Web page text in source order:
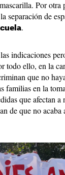
Por otra
separación de
.
indicaciones
todo ello, en la
que no
familias en la
que afectan
de que no